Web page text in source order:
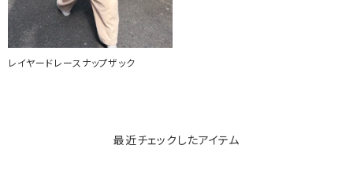
レイヤードレースナップザック
最近チェックしたアイテム